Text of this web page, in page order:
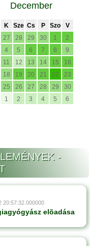
December
K Sze Cs P Szo
V
27 28 29 30 1
2
4 5 6 7 8
9
11 12 13 14 15
16
18 19 20 21 22
23
25 26 27 28 29
30
1 2 3 4 5 6
-
20:57:32.000000
elõadása